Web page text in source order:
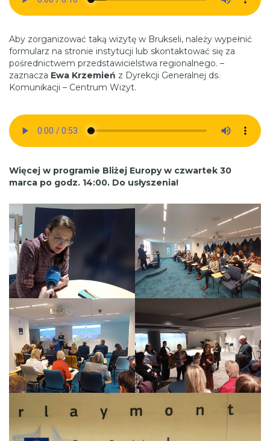
Aby zorganizować taką wizytę w Brukseli, należy wypełnić
formularz na stronie instytucji lub skontaktować się za
pośrednictwem przedstawicielstwa regionalnego. –
zaznacza Ewa Krzemień z Dyrekcji Generalnej ds.
Komunikacji – Centrum Wizyt.
Więcej w programie Bliżej Europy w czwartek 30
marca po godz. 14:00. Do usłyszenia!